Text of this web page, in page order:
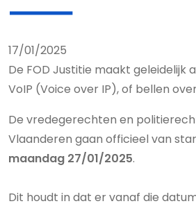
17/01/2025
De FOD Justitie maakt geleidelijk
VoIP (Voice over IP), of bellen
De vredegerechten en
Vlaanderen gaan officieel van
maandag 27/01/2025.
Dit houdt in dat er vanaf die